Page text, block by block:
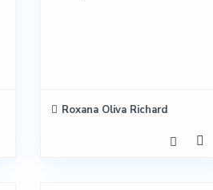
Roxana Oliva Richard